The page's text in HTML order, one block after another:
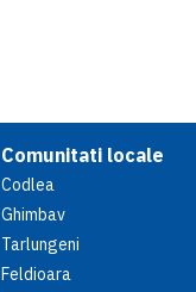
Comunitati locale
Codlea
Ghimbav
Tarlungeni
Feldioara